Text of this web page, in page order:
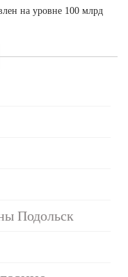
на уровне 100 млрд
Подольск